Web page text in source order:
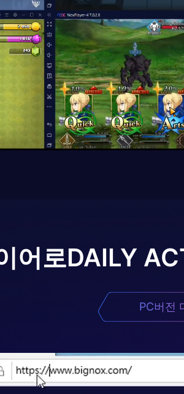
어로DAILY
PC버전